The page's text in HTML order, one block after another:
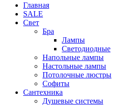
Главная
SALE
Свет
Бра
Лампы
Светодиодные
Напольные лампы
Настольные лампы
Потолочные люстры
Софиты
Сантехника
Душевые системы